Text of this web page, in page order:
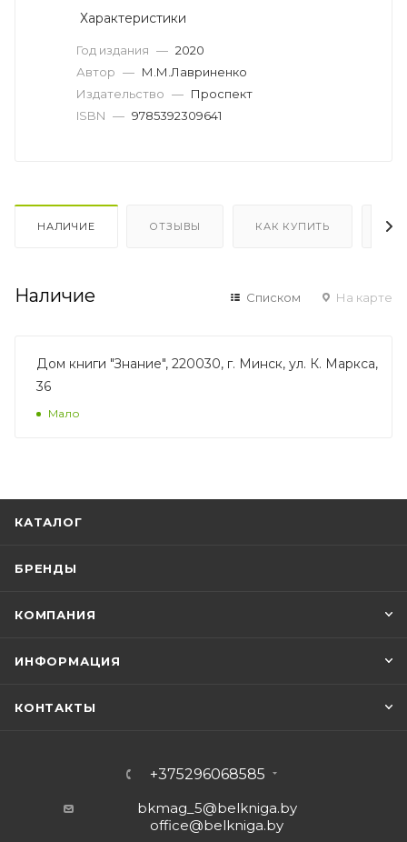
Характеристики
Год издания — 2020
Автор — М.М.Лавриненко
Издательство — Проспект
ISBN — 9785392309641
НАЛИЧИЕ ОТЗЫВЫ КАК КУПИТЬ
Наличие Списком На карте
Дом книги "Знание", 220030, г. Минск, ул. К. Маркса,
36
Мало
КАТАЛОГ
БРЕНДЫ
КОМПАНИЯ
ИНФОРМАЦИЯ
КОНТАКТЫ
+375296068585
bkmag_5@belkniga.by
office@belkniga.by